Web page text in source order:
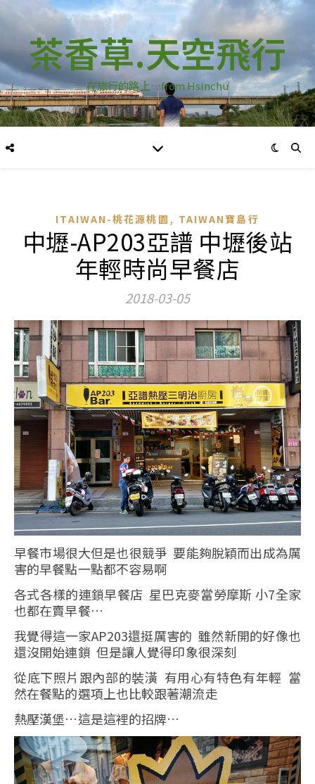
茶香草.天空飛行
在旅行的路上…from Hsinchu
ITAIWAN-桃花源桃園 , TAIWAN寶島行
中壢-AP203亞譜 中壢後站
年輕時尚早餐店
2018-03-05
早餐市場很大但是也很競爭 要能夠脫穎而出成為厲
害的早餐點一點都不容易啊
各式各樣的連鎖早餐店 星巴克麥當勞摩斯 小7全家
也都在賣早餐…
我覺得這一家AP203還挺厲害的 雖然新開的好像也
還沒開始連鎖 但是讓人覺得印象很深刻
從底下照片跟內部的裝潢 有用心有特色有年輕 當
然在餐點的選項上也比較跟著潮流走
熱壓漢堡…這是這裡的招牌…